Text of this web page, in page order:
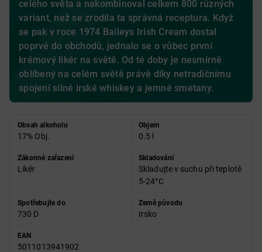
celého světa a nakombinoval celkem 800 různých
variant, než se zrodila ta správná receptura. Když
se pak v roce 1974 Baileys Irish Cream dostal
poprvé do obchodů, jednalo se o vůbec první
krémový likér na světě. Od té doby je nesmírně
oblíbený na celém světě právě díky netradičnímu
spojení silné irské whiskey a jemné smetany.
Obsah alkoholu
17% Obj.
Objem
0.5 l
Zákonné zařazení
Likér
Skladování
Skladujte v suchu při teplotě
5-24°C
Spotřebujte do
730 D
Země původu
Irsko
EAN
5011013941902